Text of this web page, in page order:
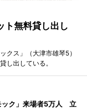
ト無料貸し出し
クス」（大津市雄琴5）
し出している。
ック」来場者5万人 立